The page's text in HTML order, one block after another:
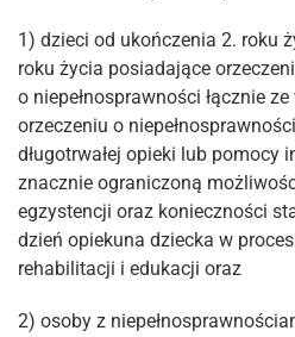
1) dzieci od ukończenia 2. roku
roku życia posiadające
o niepełnosprawności łącznie
orzeczeniu o
długotrwałej opieki lub pomocy
znacznie ograniczoną
egzystencji oraz konieczności
dzień opiekuna dziecka w
rehabilitacji i edukacji oraz
2) osoby z